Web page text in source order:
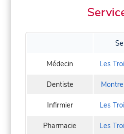
Médecin Les
Dentiste
Infirmier Les
Pharmacie Les